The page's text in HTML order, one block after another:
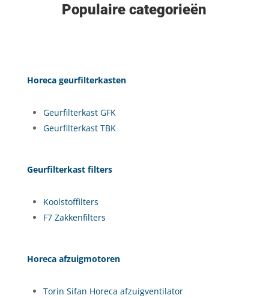
Populaire categorieën
Horeca geurfilterkasten
Geurfilterkast GFK
Geurfilterkast TBK
Geurfilterkast filters
Koolstoffilters
F7 Zakkenfilters
Horeca afzuigmotoren
Torin Sifan Horeca afzuigventilator